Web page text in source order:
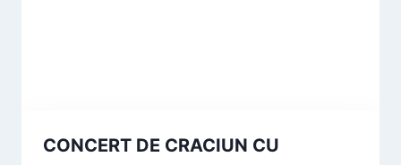
CONCERT DE CRACIUN CU